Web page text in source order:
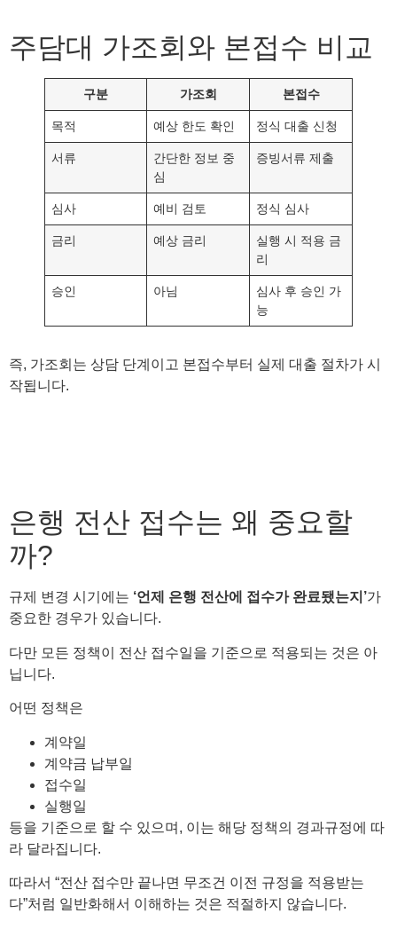
주담대 가조회와 본접수 비교
구분 가조회 본접수
목적 예상 한도 확인 정식 대출 신청
서류
간단한 정보 중
심
증빙서류 제출
심사 예비 검토 정식 심사
금리 예상 금리
실행 시 적용 금
리
승인 아님
심사 후 승인 가
능
즉, 가조회는 상담 단계이고 본접수부터 실제 대출 절차가 시
작됩니다.
은행 전산 접수는 왜 중요할
까?
규제 변경 시기에는 ‘언제 은행 전산에 접수가 완료됐는지’가
중요한 경우가 있습니다.
다만 모든 정책이 전산 접수일을 기준으로 적용되는 것은 아
닙니다.
어떤 정책은
계약일
계약금 납부일
접수일
실행일
등을 기준으로 할 수 있으며, 이는 해당 정책의 경과규정에 따
라 달라집니다.
따라서 “전산 접수만 끝나면 무조건 이전 규정을 적용받는
다”처럼 일반화해서 이해하는 것은 적절하지 않습니다.